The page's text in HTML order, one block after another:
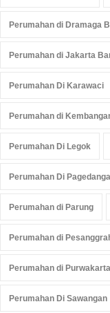
Perumahan di Dramaga
Perumahan di Jakarta
Perumahan Di Karawaci
Perumahan di
Perumahan Di Legok
Perumahan Di
Perumahan di Parung
Perumahan di
Perumahan di Purwakarta
Perumahan Di Sawangan